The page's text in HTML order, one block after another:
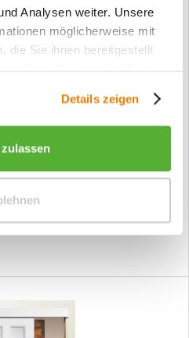
Analysen weiter. Unsere
möglicherweise mit
die Sie ihnen bereitgestellt
Details zeigen
Swing 9
€*